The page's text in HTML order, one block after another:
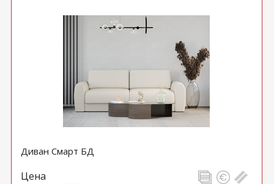
Диван Смарт БД
Цена